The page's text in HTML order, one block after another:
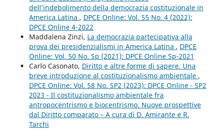
dell’indebolimento della democrazia costituzionale in
America Latina , DPCE Online: Vol. 55 No. 4 (2022):
DPCE Online 4-2022
Maddalena Zinzi, La democrazia partecipativa alla
prova dei presidenzialismi in America Latina , DPCE
Online: Vol. 50 No. Sp (2021): DPCE Online Sp-2021
Carlo Casonato, Diritto e altre forme di sapere. Una
breve introduzione al costituzionalismo ambientale ,
DPCE Online: Vol. 58 No. SP2 (2023): DPCE Online - SP2
2023 - Il costituzionalismo ambientale fra
antropocentrismo e biocentrismo. Nuove prospettive
dal Diritto comparato – A cura di D. Amirante e R.
Tarchi